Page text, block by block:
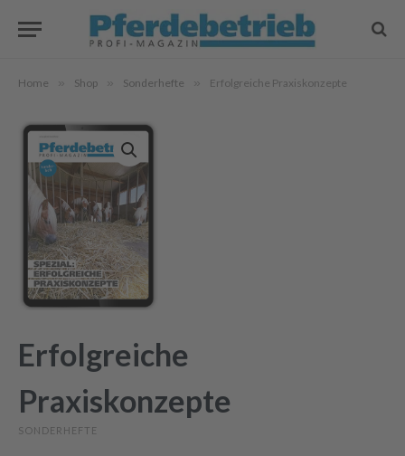
Home » Shop » Sonderhefte » Erfolgreiche Praxiskonzepte
Erfolgreiche
Praxiskonzepte
SONDERHEFTE